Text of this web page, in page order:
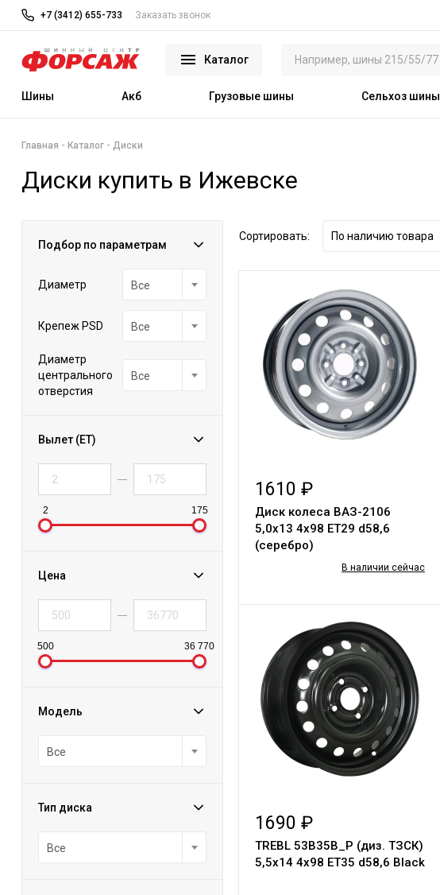
+7 (3412) 655-733 Заказать звонок
Каталог
Шины Акб Грузовые шины Сельхоз шины
Главная Каталог Диски
Диски купить в Ижевске
Подбор по параметрам
Диаметр Все
Крепеж PSD Все
Диаметр
центрального
отверстия
Все
Вылет (ET)
2 175
Цена
500 36 770
Модель
Все
Тип диска
Все
Сортировать: По наличию товара
1610 ₽
Диск колеса ВАЗ-2106
5,0х13 4х98 ЕТ29 d58,6
(серебро)
В наличии сейчас
1690 ₽
TREBL 53B35B_P (диз. ТЗСК)
5,5х14 4х98 ЕТ35 d58,6 Black